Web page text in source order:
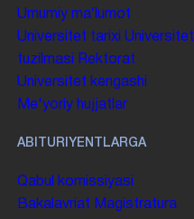
Umumiy maʼlumot
Universitet tarixi Universitet
tuzilmasi
Rektorat
Universitet kengashi
Me'yoriy hujjatlar
ABITURIYENTLARGA
Qabul komissiyasi
Bakalavriat Magistratura